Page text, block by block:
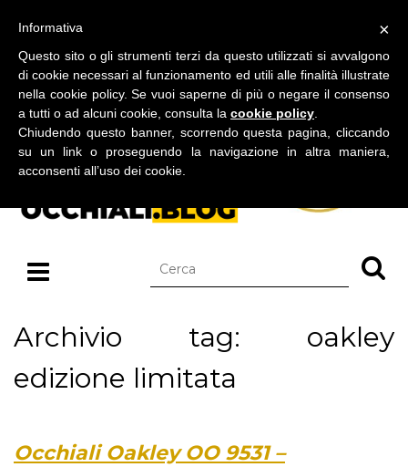
BLOG SU OCCHIALI DA SOLE E OCCHIALI DA VISTA
Archivio tag: oakley
edizione limitata
Occhiali Oakley OO 9531 –
×
Informativa
Questo sito o gli strumenti terzi da questo utilizzati si avvalgono
di cookie necessari al funzionamento ed utili alle finalità illustrate
nella cookie policy. Se vuoi saperne di più o negare il consenso
a tutti o ad alcuni cookie, consulta la cookie policy
Chiudendo questo banner, scorrendo questa pagina, cliccando
su un link o proseguendo la navigazione in altra maniera,
acconsenti all’uso dei cookie.